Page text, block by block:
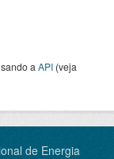
a API (veja
de Energia